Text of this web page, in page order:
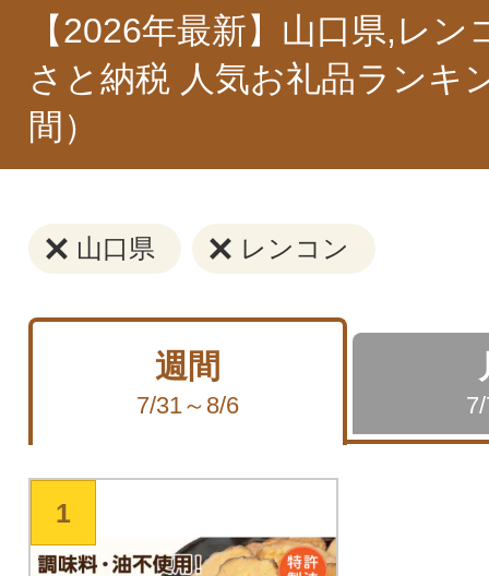
【2026年最新】山口県,レン
さと納税 人気お礼品ランキ
間）
山口県 レンコン
週間
7/31～8/6
1